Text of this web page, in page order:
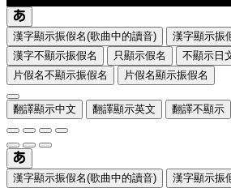
漢字顯示振假名(歌曲中的讀音)
漢字顯示振
漢字不顯示振假名
只顯示假名
不顯示日
片假名不顯示振假名
片假名顯示振假名
翻譯顯示中文 翻譯顯示英文 翻譯不顯示
漢字顯示振假名(歌曲中的讀音)
漢字顯示振